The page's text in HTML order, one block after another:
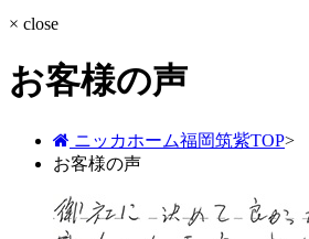
× close
お客様の声
ニッカホーム福岡筑紫TOP>
お客様の声